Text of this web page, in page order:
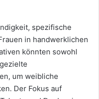
spezifische
in handwerklichen
könnten sowohl
um weibliche
Der Fokus auf